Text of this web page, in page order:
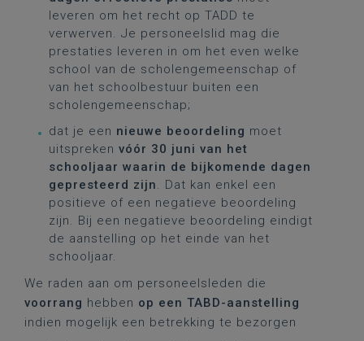
leveren om het recht op TADD te
verwerven. Je personeelslid mag die
prestaties leveren in om het even welke
school van de scholengemeenschap of
van het schoolbestuur buiten een
scholengemeenschap;
dat je een nieuwe beoordeling moet
uitspreken vóór 30 juni van het
schooljaar waarin de bijkomende dagen
gepresteerd zijn. Dat kan enkel een
positieve of een negatieve beoordeling
zijn. Bij een negatieve beoordeling eindigt
de aanstelling op het einde van het
schooljaar.
We raden aan om personeelsleden die
voorrang hebben op een TABD-aanstelling
indien mogelijk een betrekking te bezorgen